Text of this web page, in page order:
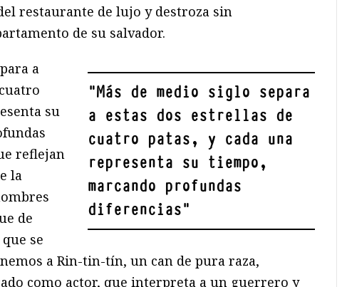
restaurante de lujo y destroza sin
de su salvador.
"Más de medio siglo separa
a estas dos estrellas de
cuatro patas, y cada una
representa su tiempo,
marcando profundas
diferencias"
a
su
reflejan
la
de
se
a Rin-tin-tín, un can de pura raza,
como actor, que interpreta a un guerrero y